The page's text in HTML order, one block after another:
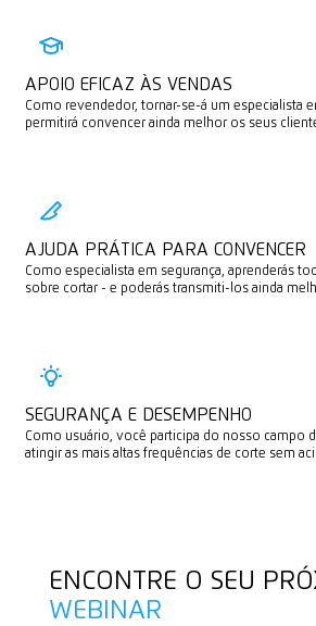
APOIO EFICAZ ÀS VENDAS
Como revendedor, tornar-se-á um especialista
permitirá convencer ainda melhor os seus
AJUDA PRÁTICA PARA CONVENCER
Como especialista em segurança, aprenderás
sobre cortar - e poderás transmiti-los ainda
SEGURANÇA E DESEMPENHO
Como usuário, você participa do nosso campo
atingir as mais altas frequências de corte sem
ENCONTRE O SEU
WEBINAR